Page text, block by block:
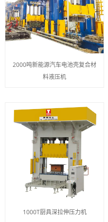
2000吨新能源汽车电池壳复合材
料液压机
1000T厨具深拉伸压力机